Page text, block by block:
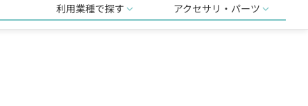
利用業種で探す アクセサリ・パーツ